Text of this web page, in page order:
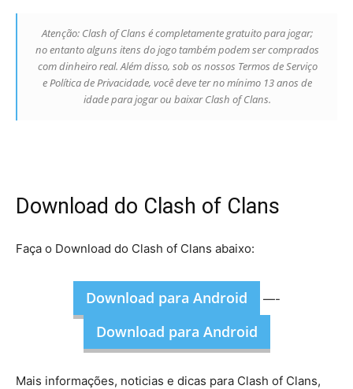
Atenção: Clash of Clans é completamente gratuito para jogar;
no entanto alguns itens do jogo também podem ser comprados
com dinheiro real. Além disso, sob os nossos Termos de Serviço
e Política de Privacidade, você deve ter no mínimo 13 anos de
idade para jogar ou baixar Clash of Clans.
Download do Clash of Clans
Faça o Download do Clash of Clans abaixo:
Download para Android —-
Download para Android
Mais informações, noticias e dicas para Clash of Clans,